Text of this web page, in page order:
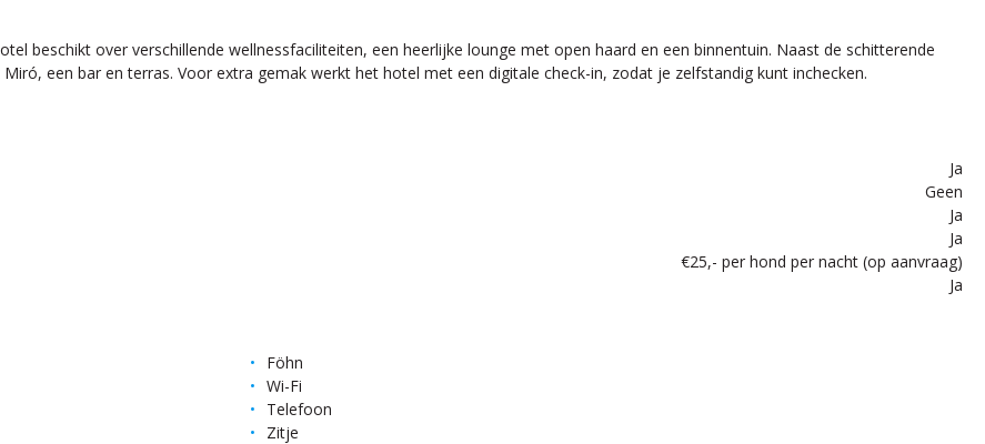
beschikt over verschillende wellnessfaciliteiten, een heerlijke lounge met open haard en een binnentuin. Naast de schitterende
een bar en terras. Voor extra gemak werkt het hotel met een digitale check-in, zodat je zelfstandig kunt inchecken.
Ja
Geen
Ja
Ja
€25,- per hond per nacht (op aanvraag)
Ja
Föhn
Wi-Fi
Telefoon
Zitje